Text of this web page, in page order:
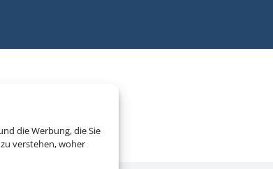
die Werbung, die Sie
verstehen, woher